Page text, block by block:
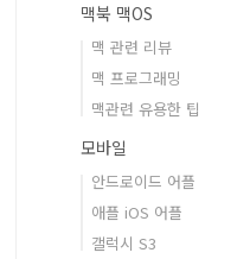
맥북 맥OS
맥 관련 리뷰
맥 프로그래밍
맥관련 유용한 팁
모바일
안드로이드 어플
애플 iOS 어플
갤럭시 S3